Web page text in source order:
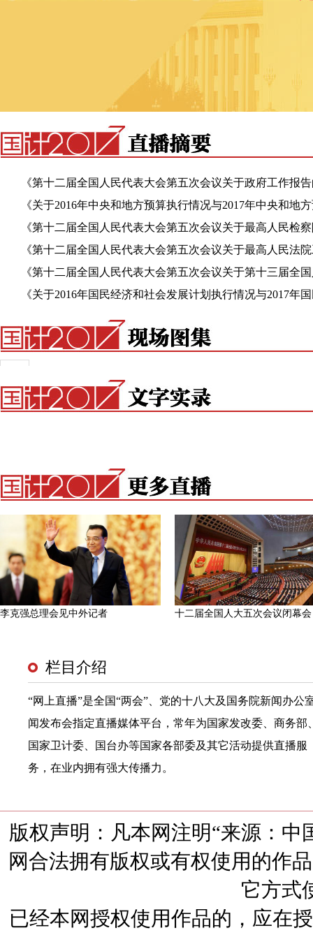
《第十二届全国人民代表大会第五次会议关于政府工作报
议（草案）》获通过
《关于2016年中央和地方预算执行情况与2017年中央和地
的决议（草案）》获通过
《第十二届全国人民代表大会第五次会议关于最高人民检
作报告的决议（草案）》获通过
《第十二届全国人民代表大会第五次会议关于最高人民法
报告的决议（草案）》获通过
《第十二届全国人民代表大会第五次会议关于第十三届全
代表大会代表名额和选举问题的决定（草案）》获通过
《关于2016年国民经济和社会发展计划执行情况与2017年
版权声明：凡本网注明“来源：
网合法拥有版权或有权使用的作
它方式
已经本网授权使用作品的，应在